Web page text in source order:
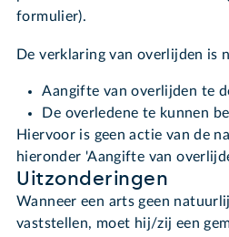
formulier).
De verklaring van overlijden is
Aangifte van overlijden te
De overledene te kunnen
Hiervoor is geen actie van de
hieronder 'Aangifte van
Uitzonderingen
Wanneer een arts geen
vaststellen, moet hij/zij een